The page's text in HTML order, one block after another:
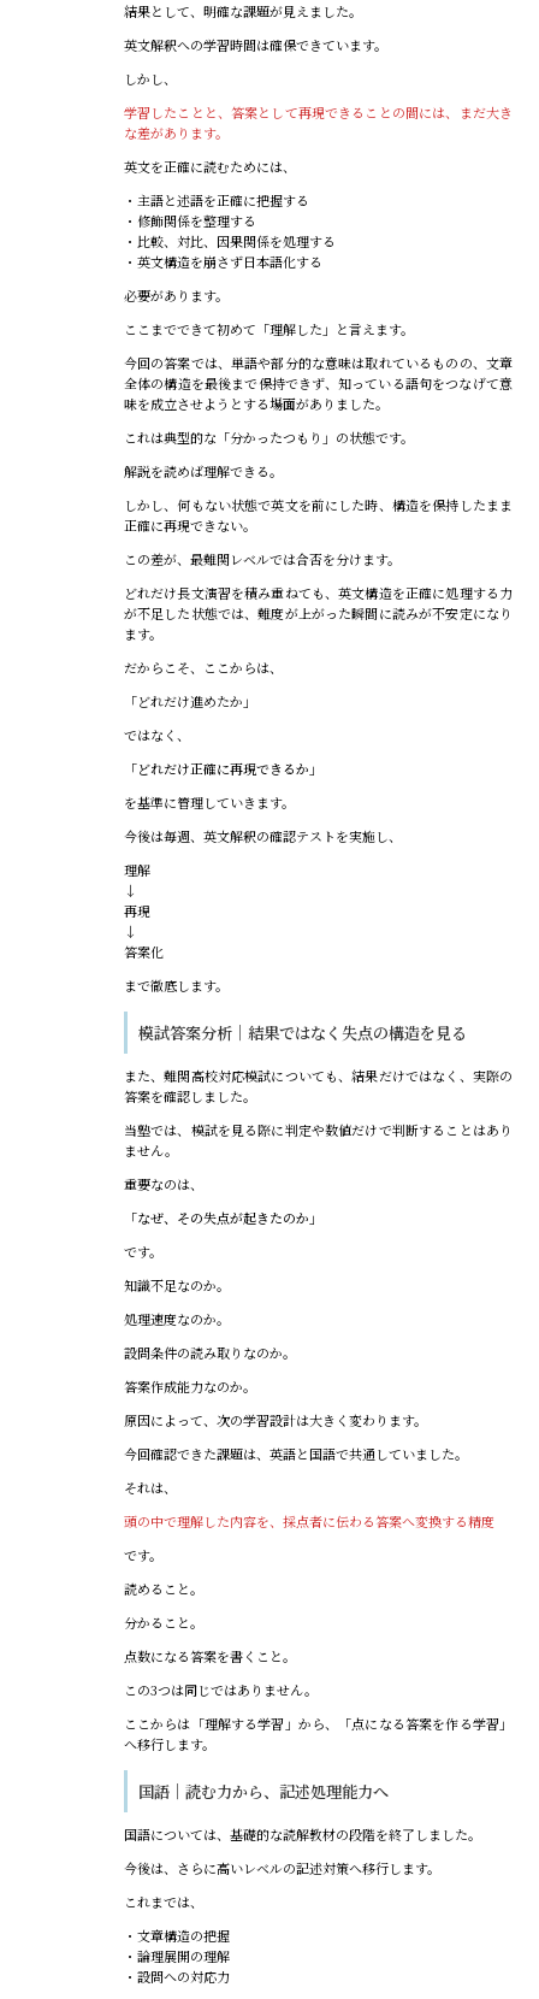
結果として、明確な課題が見えました。
英文解釈への学習時間は確保できています。
しかし、
学習したことと、答案として再現できることの間には、まだ大き
な差があります。
英文を正確に読むためには、
・主語と述語を正確に把握する
・修飾関係を整理する
・比較、対比、因果関係を処理する
・英文構造を崩さず日本語化する
必要があります。
ここまでできて初めて「理解した」と言えます。
今回の答案では、単語や部分的な意味は取れているものの、文章
全体の構造を最後まで保持できず、知っている語句をつなげて意
味を成立させようとする場面がありました。
これは典型的な「分かったつもり」の状態です。
解説を読めば理解できる。
しかし、何もない状態で英文を前にした時、構造を保持したまま
正確に再現できない。
この差が、最難関レベルでは合否を分けます。
どれだけ長文演習を積み重ねても、英文構造を正確に処理する力
が不足した状態では、難度が上がった瞬間に読みが不安定になり
ます。
だからこそ、ここからは、
「どれだけ進めたか」
ではなく、
「どれだけ正確に再現できるか」
を基準に管理していきます。
今後は毎週、英文解釈の確認テストを実施し、
理解
↓
再現
↓
答案化
まで徹底します。
模試答案分析｜結果ではなく失点の構造を見る
また、難関高校対応模試についても、結果だけではなく、実際の
答案を確認しました。
当塾では、模試を見る際に判定や数値だけで判断することはあり
ません。
重要なのは、
「なぜ、その失点が起きたのか」
です。
知識不足なのか。
処理速度なのか。
設問条件の読み取りなのか。
答案作成能力なのか。
原因によって、次の学習設計は大きく変わります。
今回確認できた課題は、英語と国語で共通していました。
それは、
頭の中で理解した内容を、採点者に伝わる答案へ変換する精度
です。
読めること。
分かること。
点数になる答案を書くこと。
この3つは同じではありません。
ここからは「理解する学習」から、「点になる答案を作る学習」
へ移行します。
国語｜読む力から、記述処理能力へ
国語については、基礎的な読解教材の段階を終了しました。
今後は、さらに高いレベルの記述対策へ移行します。
これまでは、
・文章構造の把握
・論理展開の理解
・設問への対応力